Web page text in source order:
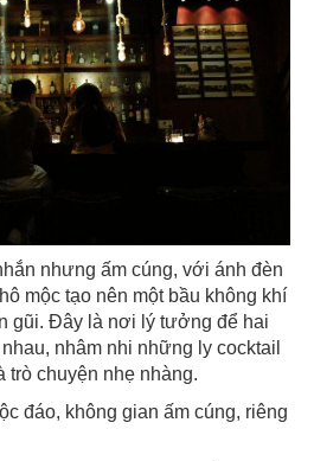
nhưng ấm cúng, với ánh đèn
mộc tạo nên một bầu không khí
gũi. Đây là nơi lý tưởng để hai
nhâm nhi những ly cocktail
trò chuyện nhẹ nhàng.
đáo, không gian ấm cúng, riêng